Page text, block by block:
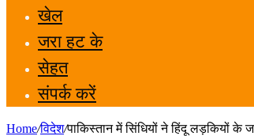
खेल
जरा हट के
सेहत
संपर्क करें
Home/विदेश/पाकिस्तान में सिंधियों ने हिंदू लड़कियों के